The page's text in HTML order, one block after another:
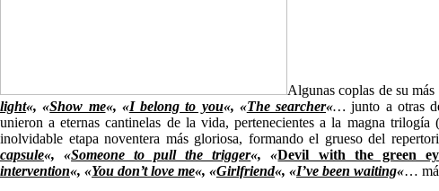
Algunas coplas de su
light«, «Show me«, «I belong to you«, «The searcher«… junto a otras
unieron a eternas cantinelas de la vida, pertenecientes a la magna trilogía (
inolvidable etapa noventera más gloriosa, formando el grueso del
capsule«, «Someone to pull the trigger«, «Devil with the green
intervention«, «You don’t love me«, «Girlfriend«, «I’ve been waiting«…